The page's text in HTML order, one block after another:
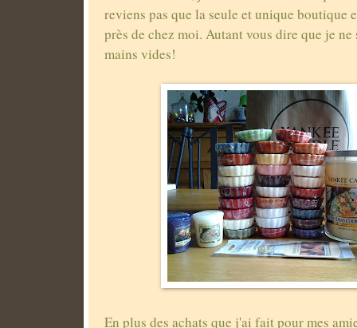
reviens pas que la seule et unique boutique
près de chez moi. Autant vous dire que je ne
mains vides!
En plus des achats que j'ai fait pour mes